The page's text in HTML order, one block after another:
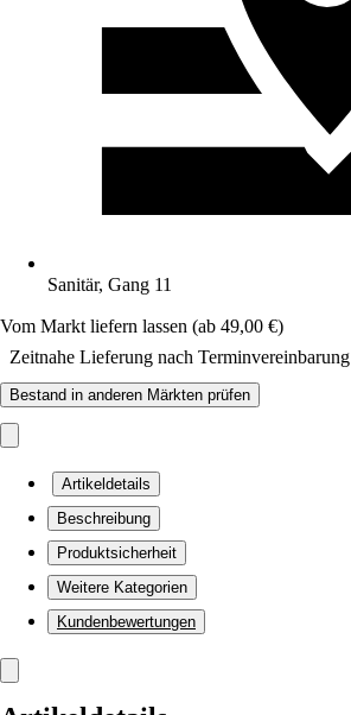
Sanitär, Gang 11
Vom Markt liefern lassen (ab 49,00 €)
Zeitnahe Lieferung nach Terminvereinbarung
Bestand in anderen Märkten prüfen
Artikeldetails
Beschreibung
Produktsicherheit
Weitere Kategorien
Kundenbewertungen